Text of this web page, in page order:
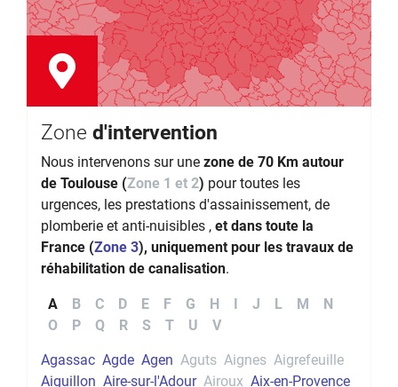
Zone d'intervention
Nous intervenons sur une zone de 70 Km autour
de Toulouse (Zone 1 et 2) pour toutes les
urgences, les prestations d'assainissement, de
plomberie et anti-nuisibles , et dans toute la
France (Zone 3), uniquement pour les travaux de
réhabilitation de canalisation.
A B C D E F G H I J L M
N
O
P Q R S T U V
Agassac Agde Agen Aguts Aignes Aigrefeuille
Aiguillon Aire-sur-l'Adour Airoux Aix-en-Provence